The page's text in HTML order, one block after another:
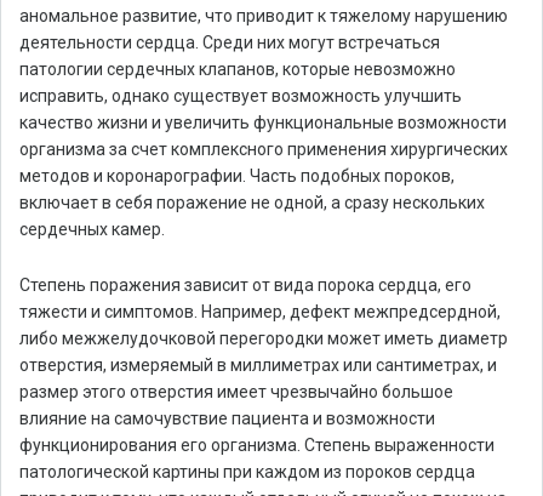
аномальное развитие, что приводит к тяжелому нарушению
деятельности сердца. Среди них могут встречаться
патологии сердечных клапанов, которые невозможно
исправить, однако существует возможность улучшить
качество жизни и увеличить функциональные возможности
организма за счет комплексного применения хирургических
методов и коронарографии. Часть подобных пороков,
включает в себя поражение не одной, а сразу нескольких
сердечных камер.
Степень поражения зависит от вида порока сердца, его
тяжести и симптомов. Например, дефект межпредсердной,
либо межжелудочковой перегородки может иметь диаметр
отверстия, измеряемый в миллиметрах или сантиметрах, и
размер этого отверстия имеет чрезвычайно большое
влияние на самочувствие пациента и возможности
функционирования его организма. Степень выраженности
патологической картины при каждом из пороков сердца